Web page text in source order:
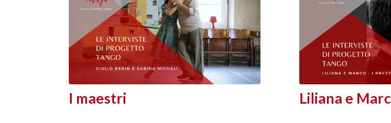
I maestri Liliana e